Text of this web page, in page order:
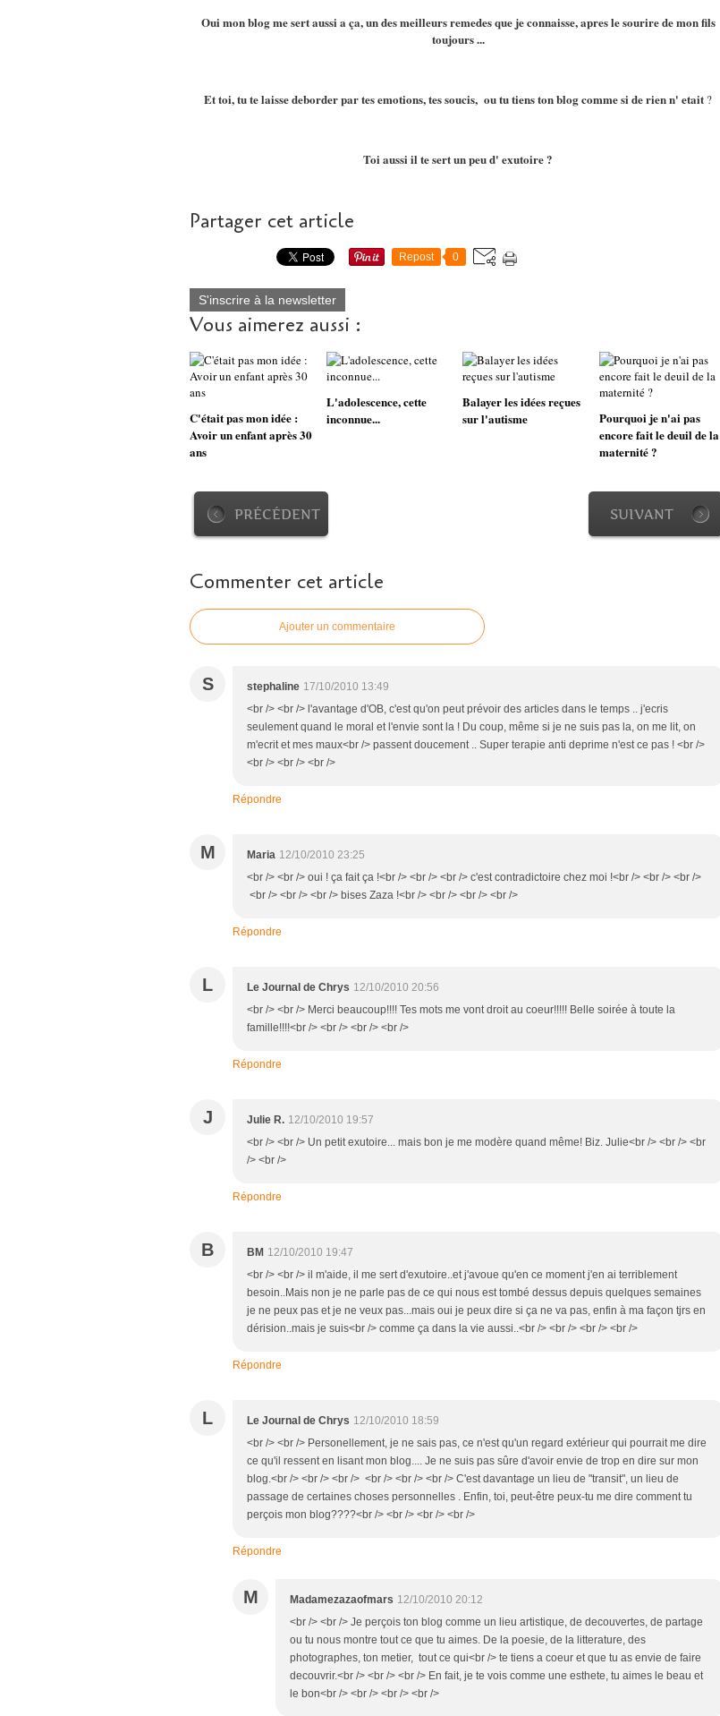
Oui mon blog me sert aussi a ça, un des meilleurs remedes que je connaisse, apres le sourire de mon fils
toujours ...
Et toi, tu te laisse deborder par tes emotions, tes soucis, ou tu tiens ton blog comme si de rien n' etait ?
Toi aussi il te sert un peu d' exutoire ?
Partager cet article
Repost 0
S'inscrire à la newsletter
Vous aimerez aussi :
C'était pas mon idée :
Avoir un enfant après 30
ans
L'adolescence, cette
inconnue...
Balayer les idées reçues
sur l'autisme
Pourquoi je n'ai pas
encore fait le deuil de la
maternité ?
PRÉCÉDENT SUIVANT
Commenter cet article
Ajouter un commentaire
S stephaline 17/10/2010 13:49
<br /> <br /> l'avantage d'OB, c'est qu'on peut prévoir des articles dans le temps .. j'ecris
seulement quand le moral et l'envie sont la ! Du coup, même si je ne suis pas la, on me lit, on
m'ecrit et mes maux<br /> passent doucement .. Super terapie anti deprime n'est ce pas ! <br />
<br /> <br /> <br />
Répondre
M Maria 12/10/2010 23:25
<br /> <br /> oui ! ça fait ça !<br /> <br /> <br /> c'est contradictoire chez moi !<br /> <br /> <br />
<br /> <br /> <br /> bises Zaza !<br /> <br /> <br /> <br />
Répondre
L Le Journal de Chrys 12/10/2010 20:56
<br /> <br /> Merci beaucoup!!!! Tes mots me vont droit au coeur!!!!! Belle soirée à toute la
famille!!!!<br /> <br /> <br /> <br />
Répondre
J Julie R. 12/10/2010 19:57
<br /> <br /> Un petit exutoire... mais bon je me modère quand même! Biz. Julie<br /> <br /> <br
/> <br />
Répondre
B BM 12/10/2010 19:47
<br /> <br /> il m'aide, il me sert d'exutoire..et j'avoue qu'en ce moment j'en ai terriblement
besoin..Mais non je ne parle pas de ce qui nous est tombé dessus depuis quelques semaines
je ne peux pas et je ne veux pas...mais oui je peux dire si ça ne va pas, enfin à ma façon tjrs en
dérision..mais je suis<br /> comme ça dans la vie aussi..<br /> <br /> <br /> <br />
Répondre
L Le Journal de Chrys 12/10/2010 18:59
<br /> <br /> Personellement, je ne sais pas, ce n'est qu'un regard extérieur qui pourrait me dire
ce qu'il ressent en lisant mon blog.... Je ne suis pas sûre d'avoir envie de trop en dire sur mon
blog.<br /> <br /> <br /> <br /> <br /> <br /> C'est davantage un lieu de "transit", un lieu de
passage de certaines choses personnelles . Enfin, toi, peut-être peux-tu me dire comment tu
perçois mon blog????<br /> <br /> <br /> <br />
Répondre
M Madamezazaofmars 12/10/2010 20:12
<br /> <br /> Je perçois ton blog comme un lieu artistique, de decouvertes, de partage
ou tu nous montre tout ce que tu aimes. De la poesie, de la litterature, des
photographes, ton metier, tout ce qui<br /> te tiens a coeur et que tu as envie de faire
decouvrir.<br /> <br /> <br /> En fait, je te vois comme une esthete, tu aimes le beau et
le bon<br /> <br /> <br /> <br />